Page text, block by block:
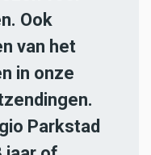
Ook
van het
in onze
Parkstad